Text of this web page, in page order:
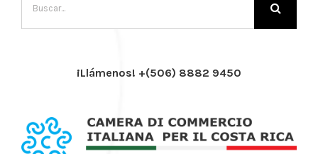
¡Llámenos! +(506) 8882 9450